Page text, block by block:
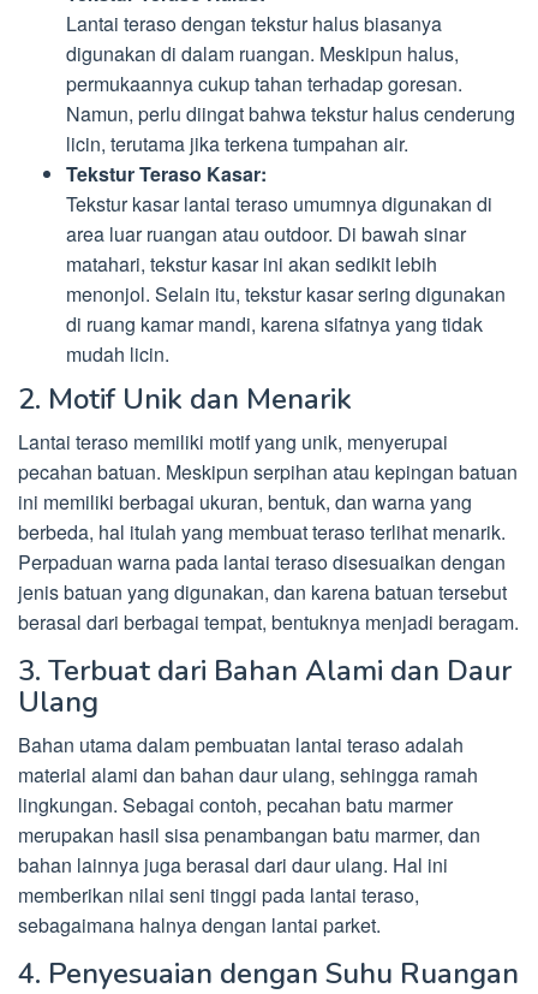
Lantai teraso dengan tekstur halus biasanya
digunakan di dalam ruangan. Meskipun halus,
permukaannya cukup tahan terhadap goresan.
Namun, perlu diingat bahwa tekstur halus cenderung
licin, terutama jika terkena tumpahan air.
Tekstur Teraso Kasar:
Tekstur kasar lantai teraso umumnya digunakan di
area luar ruangan atau outdoor. Di bawah sinar
matahari, tekstur kasar ini akan sedikit lebih
menonjol. Selain itu, tekstur kasar sering digunakan
di ruang kamar mandi, karena sifatnya yang tidak
mudah licin.
2. Motif Unik dan Menarik
Lantai teraso memiliki motif yang unik, menyerupai
pecahan batuan. Meskipun serpihan atau kepingan batuan
ini memiliki berbagai ukuran, bentuk, dan warna yang
berbeda, hal itulah yang membuat teraso terlihat menarik.
Perpaduan warna pada lantai teraso disesuaikan dengan
jenis batuan yang digunakan, dan karena batuan tersebut
berasal dari berbagai tempat, bentuknya menjadi beragam.
3. Terbuat dari Bahan Alami dan Daur
Ulang
Bahan utama dalam pembuatan lantai teraso adalah
material alami dan bahan daur ulang, sehingga ramah
lingkungan. Sebagai contoh, pecahan batu marmer
merupakan hasil sisa penambangan batu marmer, dan
bahan lainnya juga berasal dari daur ulang. Hal ini
memberikan nilai seni tinggi pada lantai teraso,
sebagaimana halnya dengan lantai parket.
4. Penyesuaian dengan Suhu Ruangan